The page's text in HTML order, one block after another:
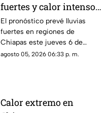
fuertes y calor intenso
este jueves 6 de agosto
El pronóstico prevé lluvias
fuertes en regiones de
Chiapas este jueves 6 de
agosto, mientras el ambiente
agosto 05, 2026 06:33 p. m.
Calor extremo en